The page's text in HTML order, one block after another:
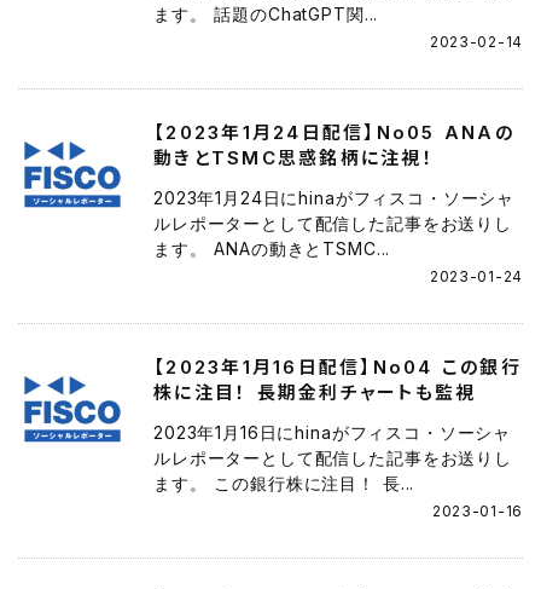
ます。 話題のChatGPT関...
2023-02-14
【2023年1月24日配信】No05 ANAの
動きとTSMC思惑銘柄に注視！
2023年1月24日にhinaがフィスコ・ソーシャ
ルレポーターとして配信した記事をお送りし
ます。 ANAの動きとTSMC...
2023-01-24
【2023年1月16日配信】No04 この銀行
株に注目！ 長期金利チャートも監視
2023年1月16日にhinaがフィスコ・ソーシャ
ルレポーターとして配信した記事をお送りし
ます。 この銀行株に注目！ 長...
2023-01-16